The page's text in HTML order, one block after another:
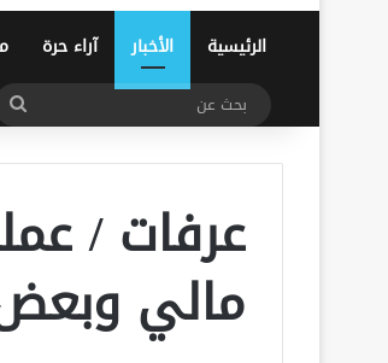
الرئيسية الأخبار آراء حرة
عرفات /
مالي